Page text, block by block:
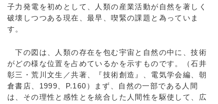
子力発電を初めとして、人類の産業活動が自然を著しく
破壊しつつある現在、最早、喫緊の課題と為っていま
す。
下の図は、人類の存在を包む宇宙と自然の中に、技術
がどの様な位置を占めているかを示すものです。（石井
彰三・荒川文生／共著、『技術創造』、電気学会編、朝
倉書店、1999、P.160）まず、自然の一部である人間
は、その理性と感性とを統合した人間性を駆使して、広